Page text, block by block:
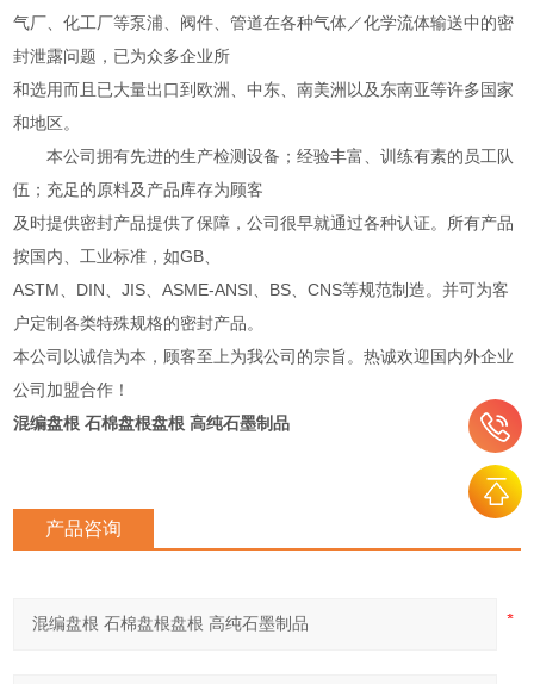
气厂、化工厂等泵浦、阀件、管道在各种气体／化学流体输送中的密
封泄露问题，已为众多企业所
和选用而且已大量出口到欧洲、中东、南美洲以及东南亚等许多国家
和地区。
本公司拥有先进的生产检测设备；经验丰富、训练有素的员工队
伍；充足的原料及产品库存为顾客
及时提供密封产品提供了保障，公司很早就通过各种认证。所有产品
按国内、工业标准，如GB、
ASTM、DIN、JIS、ASME-ANSI、BS、CNS等规范制造。并可为客
户定制各类特殊规格的密封产品。
本公司以诚信为本，顾客至上为我公司的宗旨。热诚欢迎国内外企业
公司加盟合作！
混编盘根 石棉盘根盘根 高纯石墨制品
产品咨询